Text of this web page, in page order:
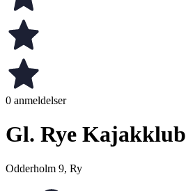
0 anmeldelser
Gl. Rye Kajakklub
Odderholm 9, Ry